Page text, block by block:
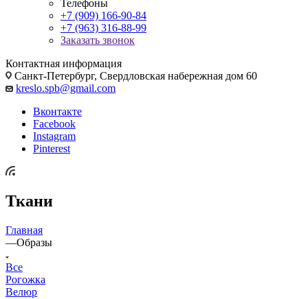
Телефоны
+7 (909) 166-90-84
+7 (963) 316-88-99
Заказать звонок
Контактная информация
Санкт-Петербург, Свердловская набережная дом 60
kreslo.spb@gmail.com
Вконтакте
Facebook
Instagram
Pinterest
Ткани
Главная
—Образы
Все
Рогожка
Велюр